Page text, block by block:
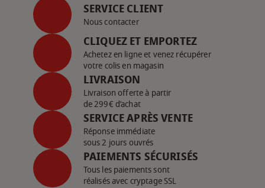
SERVICE CLIENT
Nous contacter
CLIQUEZ ET EMPORTEZ
Achetez en ligne et venez récupérer
votre colis en magasin
LIVRAISON
Livraison offerte à partir
de 299€ d’achat
SERVICE APRÈS VENTE
Réponse immédiate
sous 2 jours ouvrés
PAIEMENTS SÉCURISÉS
Tous les paiements sont
réalisés avec cryptage SSL